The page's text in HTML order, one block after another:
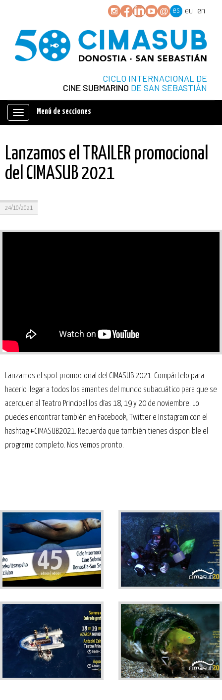
es eu en
CICLO INTERNACIONAL DE
CINE SUBMARINO DE SAN SEBASTIÁN
Mostrar/ocultar
Menú de secciones
Lanzamos el TRAILER promocional
del CIMASUB 2021
24/10/2021
Lanzamos el spot promocional del CIMASUB 2021. Compártelo para
hacerlo llegar a todos los amantes del mundo subacuático para que se
acerquen al Teatro Principal los días 18, 19 y 20 de noviembre. Lo
puedes encontrar también en Facebook, Twitter e Instagram con el
hashtag #CIMASUB2021. Recuerda que también tienes disponible el
programa completo. Nos vemos pronto.